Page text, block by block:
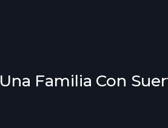
Una Familia Con